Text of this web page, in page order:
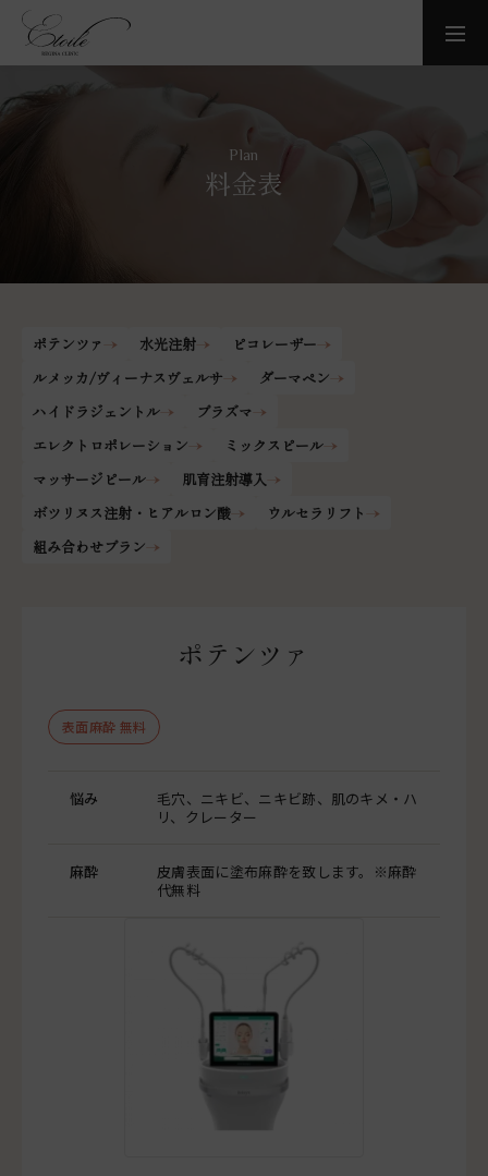
Plan
料金表
ポテンツァ 水光注射
ピコレーザー
ルメッカ/ヴィーナスヴェルサ
ダーマペン
ハイドラジェントル
プラズマ
エレクトロポレーション
ミックスピール
マッサージピール
肌育注射導入
ボツリヌス注射・ヒアルロン酸
ウルセラリフト
組み合わせプラン
ポテンツァ
表面麻酔 無料
悩み
毛穴、ニキビ、ニキビ跡、肌のキメ・ハ
リ、クレーター
麻酔
皮膚表面に塗布麻酔を致します。※麻酔
代無料